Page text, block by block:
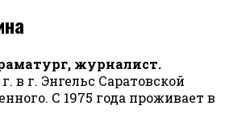
журналист.
в г. Энгельс Саратовской
С 1975 года проживает в